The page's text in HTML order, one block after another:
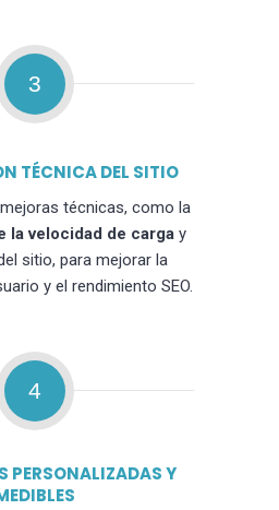
3
TÉCNICA DEL SITIO
técnicas, como la
la velocidad de carga y
sitio, para mejorar la
y el rendimiento SEO.
4
PERSONALIZADAS Y